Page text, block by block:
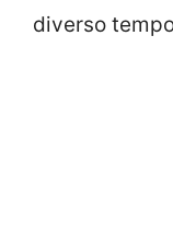
diverso